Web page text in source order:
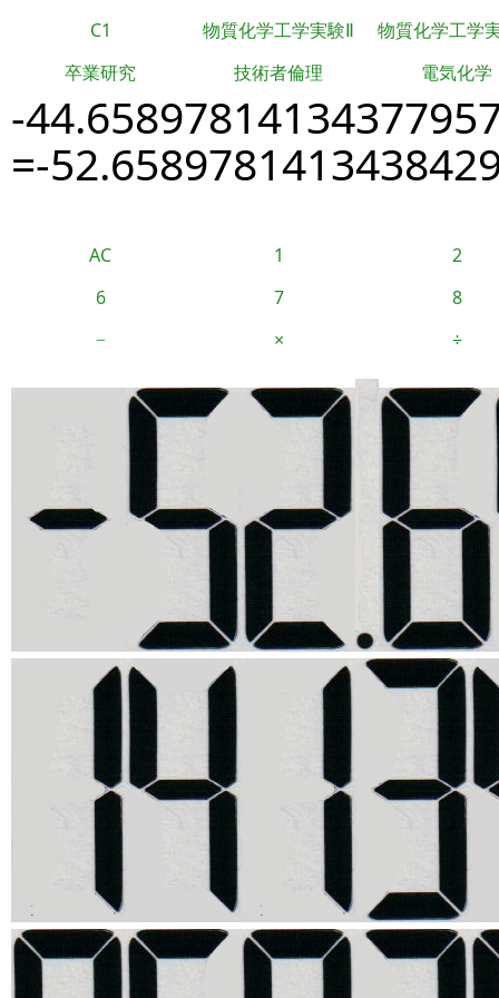
C1 物質化学工学実験Ⅱ
物質化学工学
卒業研究
技術者倫理 電気化学
-
=-
AC 1
2
6
7
8
−
× ÷